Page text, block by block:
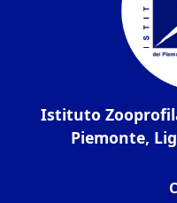
Istituto
Piemonte,